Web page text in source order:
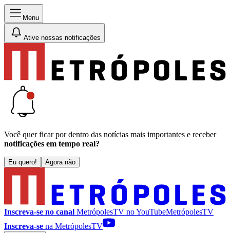
Menu
Ative nossas notificações
Você quer ficar por dentro das notícias mais importantes e receber
notificações em tempo real?
Eu quero! Agora não
Inscreva-se no canal MetrópolesTV noYouTubeMetrópolesTV
Inscreva-se na MetrópolesTV